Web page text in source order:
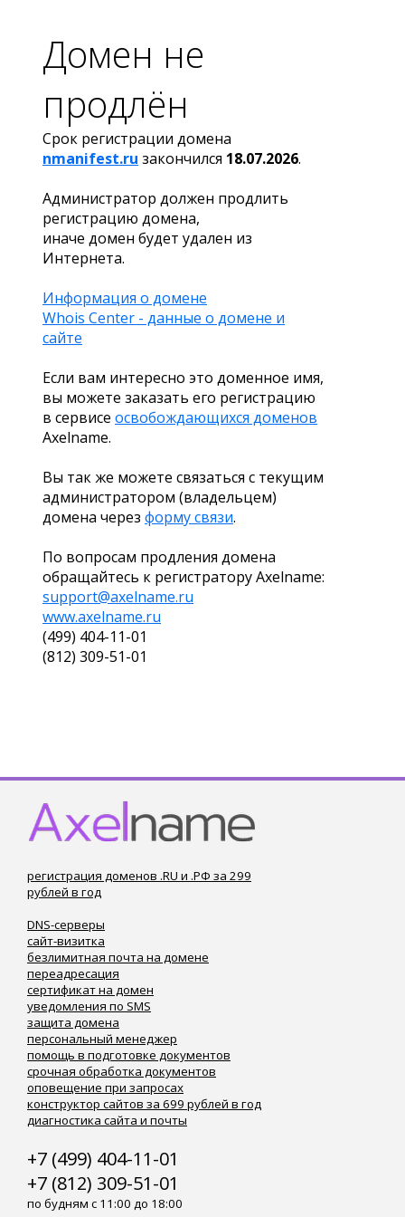
Домен не
продлён
Срок регистрации домена
nmanifest.ru закончился 18.07.2026.
Администратор должен продлить
регистрацию домена,
иначе домен будет удален из
Интернета.
Информация о домене
Whois Center - данные о домене и
сайте
Если вам интересно это доменное имя,
вы можете заказать его регистрацию
в сервисе освобождающихся доменов
Axelname.
Вы так же можете связаться с текущим
администратором (владельцем)
домена через форму связи.
По вопросам продления домена
обращайтесь к регистратору Axelname:
support@axelname.ru
www.axelname.ru
(499) 404-11-01
(812) 309-51-01
регистрация доменов .RU и .РФ за 299
рублей в год
DNS-серверы
сайт-визитка
безлимитная почта на домене
переадресация
сертификат на домен
уведомления по SMS
защита домена
персональный менеджер
помощь в подготовке документов
срочная обработка документов
оповещение при запросах
конструктор сайтов за 699 рублей в год
диагностика сайта и почты
+7 (499) 404-11-01
+7 (812) 309-51-01
по будням с 11:00 до 18:00